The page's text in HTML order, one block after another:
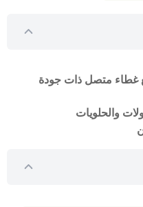
غطاء متصل ذات جودة
والحلويات